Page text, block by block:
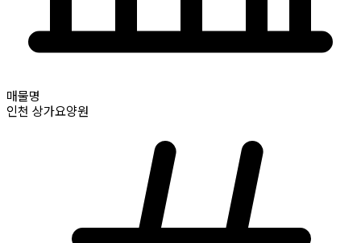
매물명
인천 상가요양원